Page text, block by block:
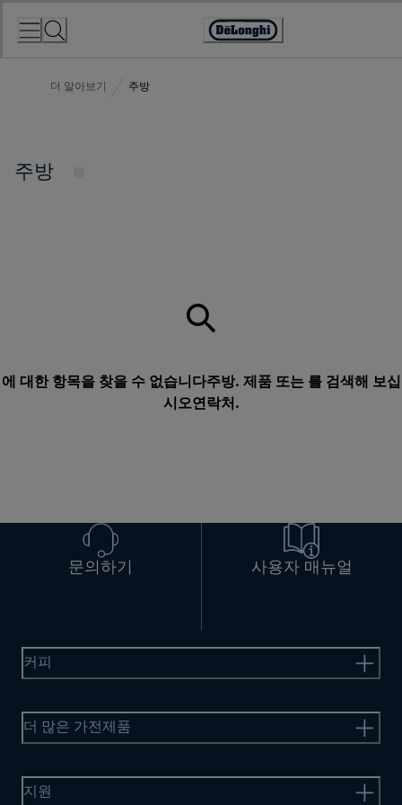
Accessibility
더 알아보기 주방
주방
에 대한 항목을 찾을 수 없습니다주방. 제품 또는 를 검색해 보십
시오연락처 .
문의하기 사용자 매뉴얼
커피
더 많은 가전제품
지원